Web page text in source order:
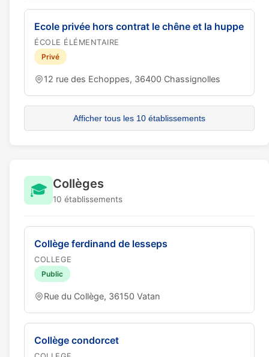
Ecole privée hors contrat le chêne et la huppe
ÉCOLE ÉLÉMENTAIRE
Privé
12 rue des Echoppes, 36400 Chassignolles
Afficher tous les 10 établissements
🎓 Collèges
10 établissements
Collège ferdinand de lesseps
COLLEGE
Public
Rue du Collège, 36150 Vatan
Collège condorcet